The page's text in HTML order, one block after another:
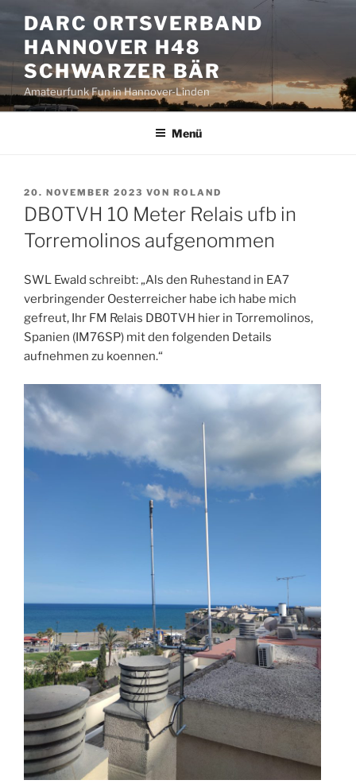
Inhalt
springen
DARC ORTSVERBAND
HANNOVER H48
SCHWARZER BÄR
Amateurfunk Fun in Hannover-Linden
Menü
VERÖFFENTLICHT
AM
20. NOVEMBER 2023 VON ROLAND
DB0TVH 10 Meter Relais ufb in
Torremolinos aufgenommen
SWL Ewald schreibt: „Als den Ruhestand in EA7
verbringender Oesterreicher habe ich habe mich
gefreut, Ihr FM Relais DB0TVH hier in Torremolinos,
Spanien (IM76SP) mit den folgenden Details
aufnehmen zu koennen.“